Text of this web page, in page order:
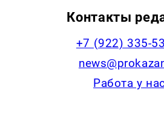
Контакты
+7 (922) 335-
Работа у